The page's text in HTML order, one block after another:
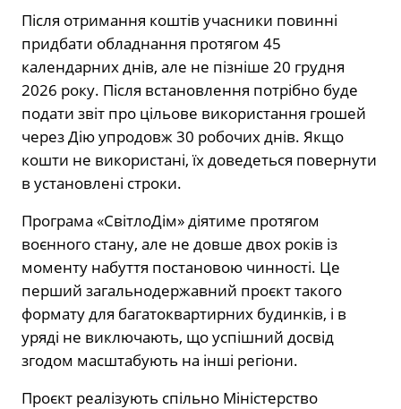
Після отримання коштів учасники повинні
придбати обладнання протягом 45
календарних днів, але не пізніше 20 грудня
2026 року. Після встановлення потрібно буде
подати звіт про цільове використання грошей
через Дію упродовж 30 робочих днів. Якщо
кошти не використані, їх доведеться повернути
в установлені строки.
Програма «СвітлоДім» діятиме протягом
воєнного стану, але не довше двох років із
моменту набуття постановою чинності. Це
перший загальнодержавний проєкт такого
формату для багатоквартирних будинків, і в
уряді не виключають, що успішний досвід
згодом масштабують на інші регіони.
Проєкт реалізують спільно Міністерство